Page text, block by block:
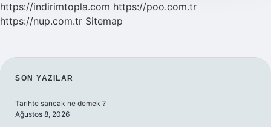
https://indirimtopla.com https://poo.com.tr
https://nup.com.tr Sitemap
SIDEBAR
SON YAZILAR
Tarihte sancak ne demek ?
Ağustos 8, 2026